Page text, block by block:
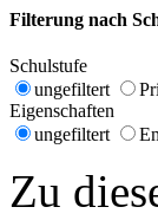
Filterung nach
Schulstufe
ungefiltert
Eigenschaften
ungefiltert
Zu